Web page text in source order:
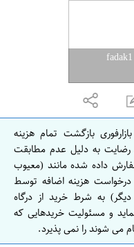
بازگشت تمام هزینه
به دلیل عدم مطابقت
داده شده مانند (معیوب
هزینه اضافه توسط
به شرط خرید از درگاه
و مسئولیت خریدهایی که
می شوند را نمی پذیرد.